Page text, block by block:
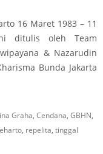
16 Maret 1983 – 11
ditulis oleh Team
& Nazarudin
Bunda Jakarta
Graha, Cendana, GBHN,
, repelita, tinggal